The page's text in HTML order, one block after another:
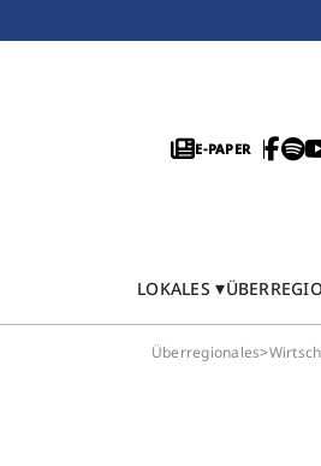
E-PAPER
LOKALES
Überregionales>